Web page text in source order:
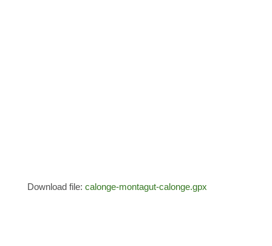
Download file: calonge-montagut-calonge.gpx